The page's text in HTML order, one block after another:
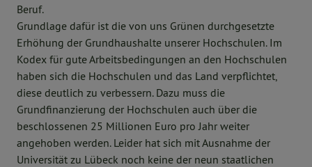
Beruf.
Grundlage dafür ist die von uns Grünen durchgesetzte
Erhöhung der Grundhaushalte unserer Hochschulen. Im
Kodex für gute Arbeitsbedingungen an den Hochschulen
haben sich die Hochschulen und das Land verpflichtet,
diese deutlich zu verbessern. Dazu muss die
Grundfinanzierung der Hochschulen auch über die
beschlossenen 25 Millionen Euro pro Jahr weiter
angehoben werden. Leider hat sich mit Ausnahme der
Universität zu Lübeck noch keine der neun staatlichen